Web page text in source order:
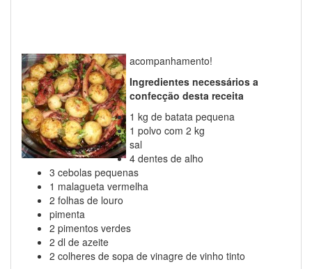
acompanhamento!
Ingredientes necessários a
confecção desta receita
1 kg de batata pequena
1 polvo com 2 kg
sal
4 dentes de alho
3 cebolas pequenas
1 malagueta vermelha
2 folhas de louro
pimenta
2 pimentos verdes
2 dl de azeite
2 colheres de sopa de vinagre de vinho tinto